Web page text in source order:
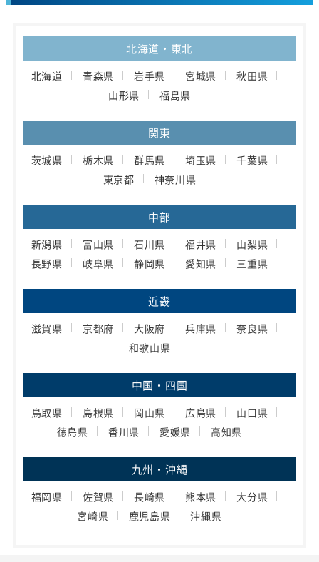
北海道・東北
北海道 青森県 岩手県 宮城県
秋田県
山形県
福島県
関東
茨城県 栃木県 群馬県 埼玉県
千葉県
東京都
神奈川県
中部
新潟県 富山県 石川県 福井県
山梨県
長野県
岐阜県 静岡県 愛知県 三重県
近畿
滋賀県 京都府 大阪府 兵庫県
奈良県
和歌山県
中国・四国
鳥取県 島根県 岡山県 広島県
山口県
徳島県
香川県 愛媛県 高知県
九州・沖縄
福岡県 佐賀県 長崎県 熊本県
大分県
宮崎県
鹿児島県 沖縄県